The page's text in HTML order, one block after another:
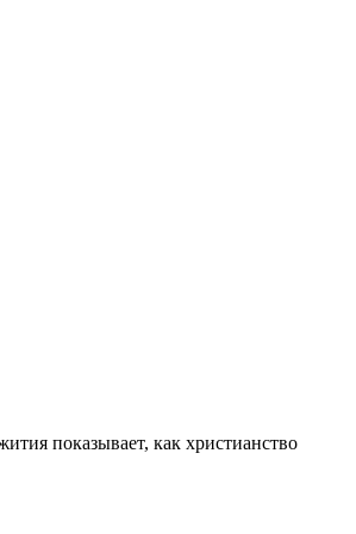
показывает, как христианство